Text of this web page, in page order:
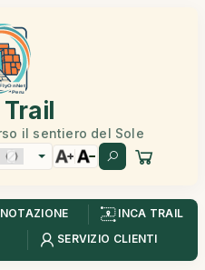
il sentiero del Sole
INCA TRAIL
SERVIZIO CLIENTI